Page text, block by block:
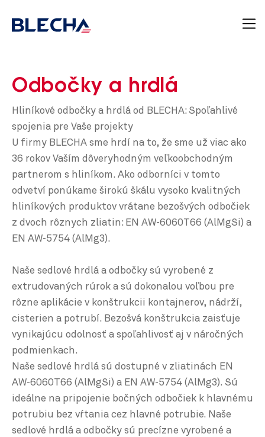
Odbočky a hrdlá
Hliníkové odbočky a hrdlá od BLECHA: Spoľahlivé
spojenia pre Vaše projekty
U firmy BLECHA sme hrdí na to, že sme už viac ako
36 rokov Vaším dôveryhodným veľkoobchodným
partnerom s hliníkom. Ako odborníci v tomto
odvetví ponúkame širokú škálu vysoko kvalitných
hliníkových produktov vrátane bezošvých odbočiek
z dvoch rôznych zliatin: EN AW-6060T66 (AlMgSi) a
EN AW-5754 (AlMg3).
Naše sedlové hrdlá a odbočky sú vyrobené z
extrudovaných rúrok a sú dokonalou voľbou pre
rôzne aplikácie v konštrukcii kontajnerov, nádrží,
cisterien a potrubí. Bezošvá konštrukcia zaisťuje
vynikajúcu odolnosť a spoľahlivosť aj v náročných
podmienkach.
Naše sedlové hrdlá sú dostupné v zliatinách EN
AW-6060T66 (AlMgSi) a EN AW-5754 (AlMg3). Sú
ideálne na pripojenie bočných odbočiek k hlavnému
potrubiu bez vŕtania cez hlavné potrubie. Naše
sedlové hrdlá a odbočky sú precízne vyrobené a